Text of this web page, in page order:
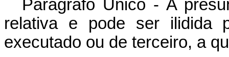
Parágrafo Único - A
relativa e pode ser ilidida
executado ou de terceiro, a